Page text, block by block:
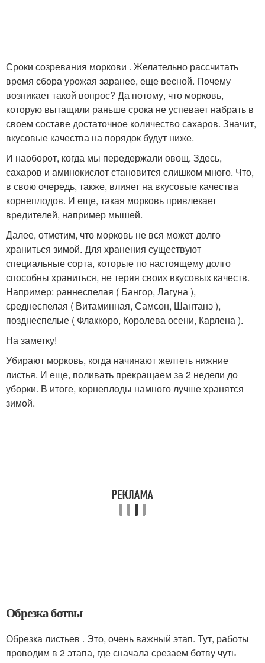
Сроки созревания моркови . Желательно рассчитать
время сбора урожая заранее, еще весной. Почему
возникает такой вопрос? Да потому, что морковь,
которую вытащили раньше срока не успевает набрать в
своем составе достаточное количество сахаров. Значит,
вкусовые качества на порядок будут ниже.
И наоборот, когда мы передержали овощ. Здесь,
сахаров и аминокислот становится слишком много. Что,
в свою очередь, также, влияет на вкусовые качества
корнеплодов. И еще, такая морковь привлекает
вредителей, например мышей.
Далее, отметим, что морковь не вся может долго
храниться зимой. Для хранения существуют
специальные сорта, которые по настоящему долго
способны храниться, не теряя своих вкусовых качеств.
Например: раннеспелая ( Бангор, Лагуна ),
среднеспелая ( Витаминная, Самсон, Шантанэ ),
позднеспелые ( Флаккоро, Королева осени, Карлена ).
На заметку!
Убирают морковь, когда начинают желтеть нижние
листья. И еще, поливать прекращаем за 2 недели до
уборки. В итоге, корнеплоды намного лучше хранятся
зимой.
Обрезка ботвы
Обрезка листьев . Это, очень важный этап. Тут, работы
проводим в 2 этапа, где сначала срезаем ботву чуть